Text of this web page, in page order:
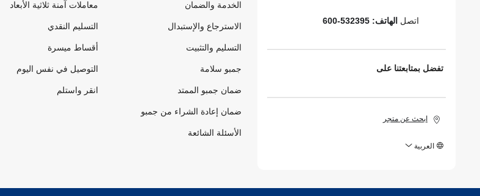
اتصلالهاتف: 532395-600
تفضل بمتابعتنا على
ابحث عن متجر
العربية
الخدمة والضمان
الاسترجاع والإستبدال
التسليم والتثبيت
جمبو سلامة
ضمان جمبو الممتد
ضمان إعادة الشراء من جمبو
الأسئلة الشائعة
معاملات آمنة ثلاثية الأبعاد
التسليم النقدي
أقساط ميسرة
التوصيل في نفس اليوم
انقر واستلم